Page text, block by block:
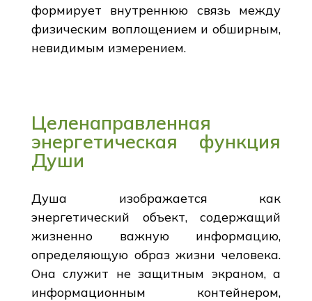
формирует внутреннюю связь между
физическим воплощением и обширным,
невидимым измерением.
Целенаправленная
энергетическая функция
Души
Душа изображается как
энергетический объект, содержащий
жизненно важную информацию,
определяющую образ жизни человека.
Она служит не защитным экраном, а
информационным контейнером,